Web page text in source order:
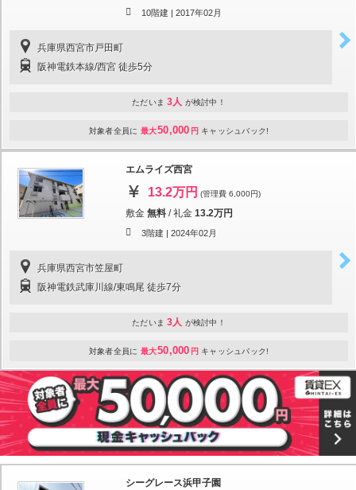
10階建 | 2017年02月
兵庫県西宮市戸田町
阪神電鉄本線/西宮 徒歩5分
ただいま 3人 が検討中！
対象者全員に 最大50,000 円 キャッシュバック!
エムライズ西宮
13.2万円 (管理費 6,000円)
敷金 無料 /礼金 13.2万円
3階建 | 2024年02月
兵庫県西宮市笠屋町
阪神電鉄武庫川線/東鳴尾 徒歩7分
ただいま 3人 が検討中！
対象者全員に 最大50,000 円 キャッシュバック!
シーグレース浜甲子園